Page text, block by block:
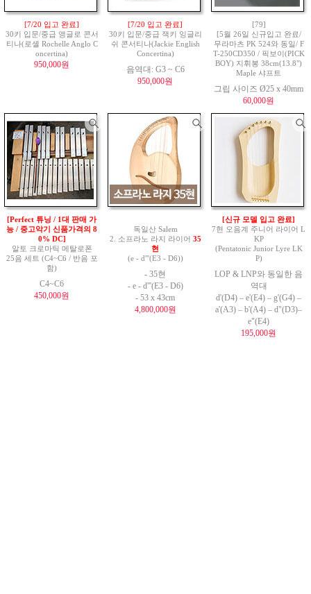
[7/20 입고 완료]
30키 입문/중급 앵글로 콘서
티나(로셸 Rochelle Anglo C
oncertina)
950,000원
[7/20 입고 완료]
30키 입문/중급 잭키 잉글리
쉬 콘서티나(Jackie English
Concertina)
음역대: G3 ~ C6
950,000원
[79]
[5월 26일 신규입고 완료/
무라마츠 PK 524와 동일/ F
T-250CD350 / 픽보이(PICK
BOY) 지휘봉 38cm(13.8")
Maple 샤프트
그립 사이즈 Ø25 x 40mm
60,000원
[Perfect 튜닝 / 1대 판매 가
능 / 중고악기 신품가격의 8
0% DC]
알토 크로마틱 메탈로폰
25음 세트 (C4~C6 / 반음 포
함)
C4~C6
450,000원
독일산 Salem
2. 소프라노 라지 라이어 35
현
(e - d'''(E3 - D6))
- 35현
- e - d'''(E3 - D6)
- 53 x 43cm
4,800,000원
[신규 모델 입고 완료]
7현 오음계 주니어 라이어 L
KP
(Pentatonic Junior Lyre LK
P)
LOP & LNP와 동일한 음
역대
d'(D4) – e'(E4) – g'(G4) –
a'(A3) – b'(A4) – d"(D3)–
e"(E4)
195,000원